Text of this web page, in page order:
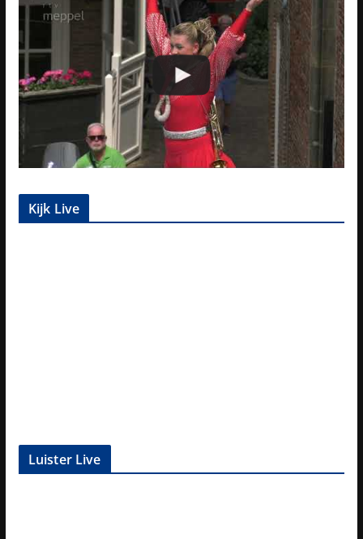
Kijk Live
Luister Live